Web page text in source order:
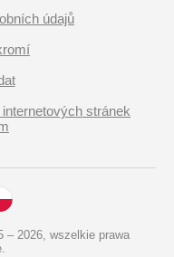
údajů
stránek
2026, wszelkie prawa